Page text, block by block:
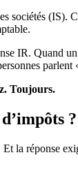
(IS).
IR. Quand
Toujours.
?
la réponse